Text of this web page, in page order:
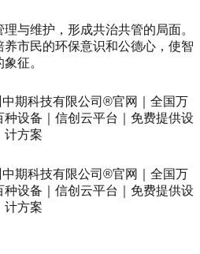
与维护，形成共治共管的局面。
市民的环保意识和公德心，使智
征。